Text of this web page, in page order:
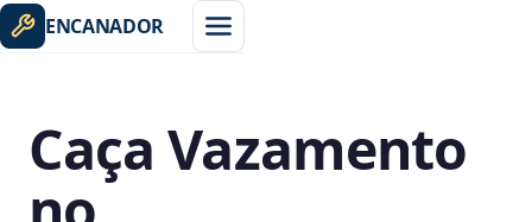
ENCANADOR
Caça Vazamento